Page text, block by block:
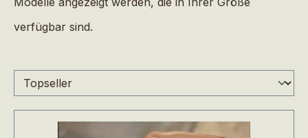
verfügbar sind.